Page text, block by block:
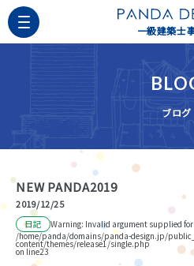
一級建築士
ブログ
NEW PANDA2019
2019/12/25
日記
Warning: Invalid argument supplied
/home/panda/domains/panda-design.jp/
content/themes/release1/single.php
on line23